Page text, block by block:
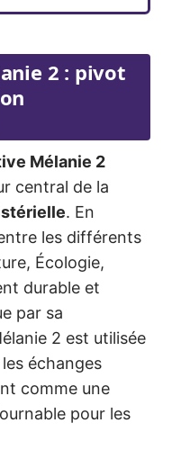
2 : pivot
Mélanie 2
central de la
. En
les différents
Écologie,
durable et
par sa
2 est utilisée
échanges
comme une
pour les